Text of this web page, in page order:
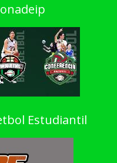
Estudiantil